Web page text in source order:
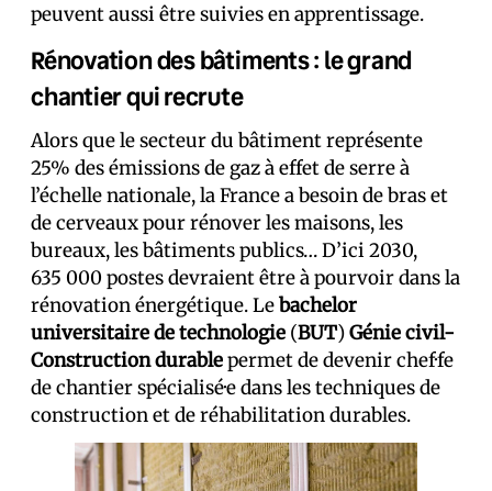
peuvent aussi être suivies en apprentissage.
Rénovation des bâtiments : le grand
chantier qui recrute
Alors que le secteur du bâtiment représente
25% des émissions de gaz à effet de serre à
l’échelle nationale, la France a besoin de bras et
de cerveaux pour rénover les maisons, les
bureaux, les bâtiments publics… D’ici 2030,
635 000 postes devraient être à pourvoir dans la
rénovation énergétique. Lebachelor
universitaire de technologie (BUT)Génie civil-
Construction durablepermet de devenir chef·fe
de chantier spécialisé·e dans les techniques de
construction et de réhabilitation durables.